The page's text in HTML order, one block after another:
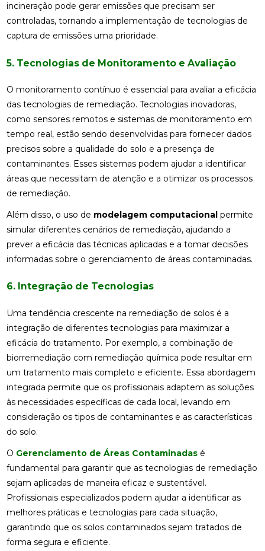
incineração pode gerar emissões que precisam ser
controladas, tornando a implementação de tecnologias de
captura de emissões uma prioridade.
5. Tecnologias de Monitoramento e Avaliação
O monitoramento contínuo é essencial para avaliar a eficácia
das tecnologias de remediação. Tecnologias inovadoras,
como sensores remotos e sistemas de monitoramento em
tempo real, estão sendo desenvolvidas para fornecer dados
precisos sobre a qualidade do solo e a presença de
contaminantes. Esses sistemas podem ajudar a identificar
áreas que necessitam de atenção e a otimizar os processos
de remediação.
Além disso, o uso de modelagem computacionalpermite
simular diferentes cenários de remediação, ajudando a
prever a eficácia das técnicas aplicadas e a tomar decisões
informadas sobre o gerenciamento de áreas contaminadas.
6. Integração de Tecnologias
Uma tendência crescente na remediação de solos é a
integração de diferentes tecnologias para maximizar a
eficácia do tratamento. Por exemplo, a combinação de
biorremediação com remediação química pode resultar em
um tratamento mais completo e eficiente. Essa abordagem
integrada permite que os profissionais adaptem as soluções
às necessidades específicas de cada local, levando em
consideração os tipos de contaminantes e as características
do solo.
O Gerenciamento de Áreas Contaminadasé
fundamental para garantir que as tecnologias de remediação
sejam aplicadas de maneira eficaz e sustentável.
Profissionais especializados podem ajudar a identificar as
melhores práticas e tecnologias para cada situação,
garantindo que os solos contaminados sejam tratados de
forma segura e eficiente.